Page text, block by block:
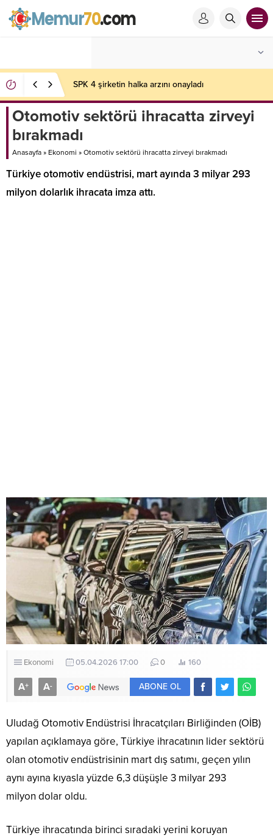
SPK 4 şirketin halka arzını onayladı
Otomotiv sektörü ihracatta zirveyi
bırakmadı
Anasayfa » Ekonomi » Otomotiv sektörü ihracatta zirveyi bırakmadı
Türkiye otomotiv endüstrisi, mart ayında 3 milyar 293
milyon dolarlık ihracata imza attı.
Ekonomi 05.04.2026 17:00 0 160
A+ A- ABONE OL
Uludağ Otomotiv Endüstrisi İhracatçıları Birliğinden (OİB)
yapılan açıklamaya göre, Türkiye ihracatının lider sektörü
olan otomotiv endüstrisinin mart dış satımı, geçen yılın
aynı ayına kıyasla yüzde 6,3 düşüşle 3 milyar 293
milyon dolar oldu.
Türkiye ihracatında birinci sıradaki yerini koruyan